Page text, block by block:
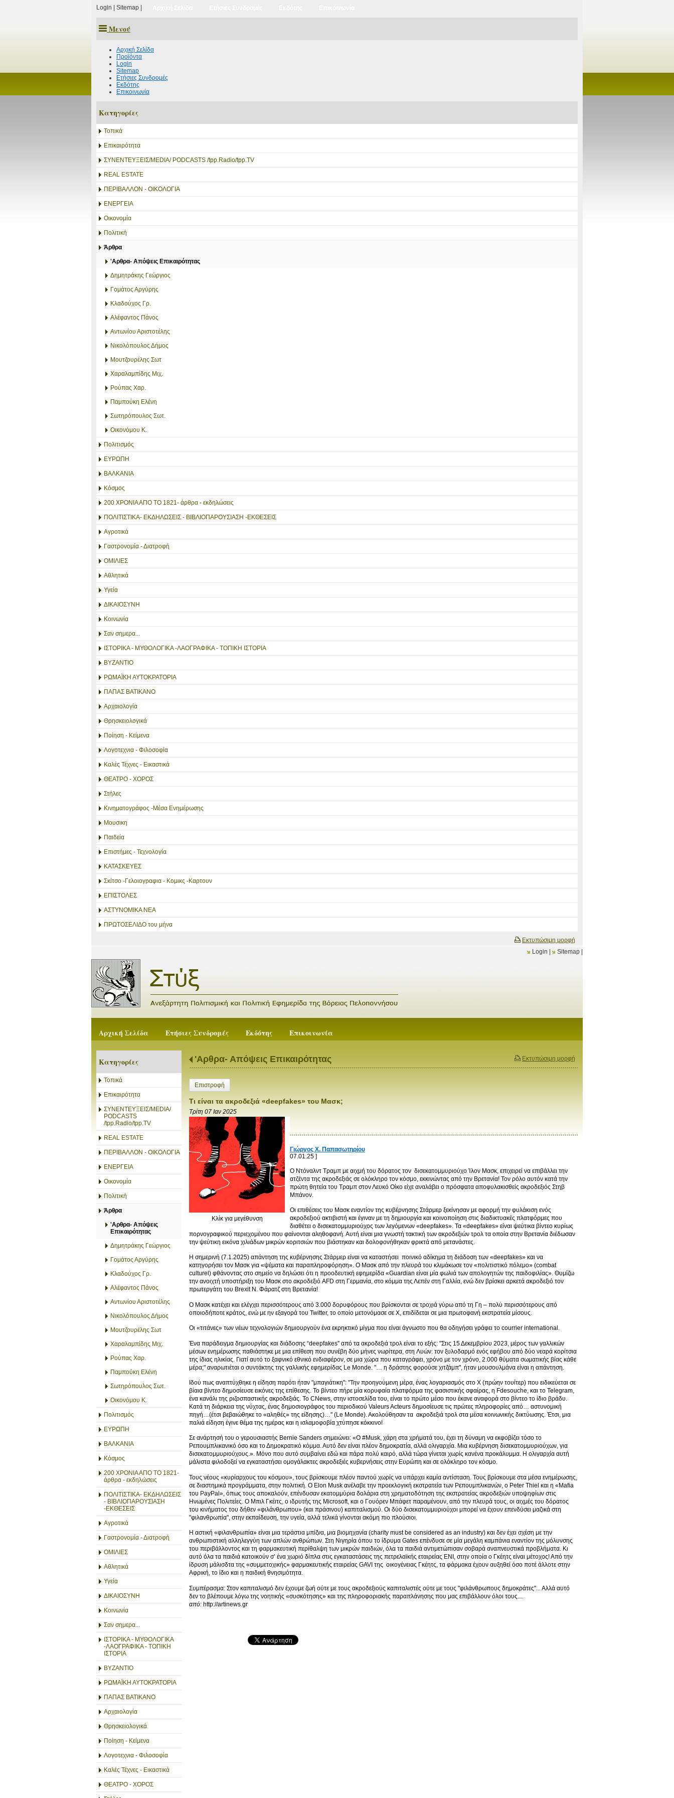
Login Sitemap
Μενού
Αρχική Σελίδα
Προϊόντα
Login
Sitemap
Ετήσιες Συνδρομές
Εκδότης
Επικοινωνία
Κατηγορίες
Τοπικά
Επικαιρότητα
ΣΥΝΕΝΤΕΥΞΕΙΣ/MEDIA/ PODCASTS /tpp.Radio/tpp.TV
REAL ESTATE
ΠΕΡΙΒΑΛΛΟΝ - ΟΙΚΟΛΟΓΙΑ
ΕΝΕΡΓΕΙΑ
Οικονομία
Πολιτική
Άρθρα
'Αρθρα- Απόψεις Επικαιρότητας
Δημητράκης Γεώργιος
Γομάτος Αργύρης
Κλαδούχος Γρ.
Αλέφαντος Πάνος
Αντωνίου Αριστοτέλης
Νικολόπουλος Δήμος
Μουτζουρέλης Σωτ
Χαραλαμπίδης Μιχ.
Ρούπας Χαρ.
Παμπούκη Ελένη
Σωτηρόπουλος Σωτ.
Οικονόμου Κ.
Πολιτισμός
ΕΥΡΩΠΗ
ΒΑΛΚΑΝΙΑ
Κόσμος
200 ΧΡΟΝΙΑ ΑΠΟ ΤΟ 1821- άρθρα - εκδηλώσεις
ΠΟΛΙΤΙΣΤΙΚΑ- ΕΚΔΗΛΩΣΕΙΣ - ΒΙΒΛΙΟΠΑΡΟΥΣΙΑΣΗ -ΕΚΘΕΣΕΙΣ
Αγροτικά
Γαστρονομία - Διατροφή
ΟΜΙΛΙΕΣ
Αθλητικά
Υγεία
ΔΙΚΑΙΟΣΥΝΗ
Κοινωνία
Σαν σημερα...
ΙΣΤΟΡΙΚΑ - ΜΥΘΟΛΟΓΙΚΑ -ΛΑΟΓΡΑΦΙΚΑ - ΤΟΠΙΚΗ ΙΣΤΟΡΙΑ
ΒΥΖΑΝΤΙΟ
ΡΩΜΑΪΚΗ ΑΥΤΟΚΡΑΤΟΡΙΑ
ΠΑΠΑΣ ΒΑΤΙΚΑΝΟ
Αρχαιολογία
Θρησκειολογικά
Ποίηση - Κείμενα
Λογοτεχνια - Φιλοσοφία
Καλές Τέχνες - Εικαστικά
ΘΕΑΤΡΟ - ΧΟΡΟΣ
Στήλες
Κινηματογράφος -Μέσα Ενημέρωσης
Μουσικη
Παιδεία
Επιστήμες - Τεχνολογία
ΚΑΤΑΣΚΕΥΕΣ
Σκίτσο -Γελοιογραφια - Κομικς -Καρτουν
ΕΠΙΣΤΟΛΕΣ
ΑΣΤΥΝΟΜΙΚΑ ΝΕΑ
ΠΡΩΤΟΣΕΛΙΔΟ του μήνα
Εκτυπώσιμη μορφή
Login
Sitemap
Αρχική Σελίδα Ετήσιες Συνδρομές Εκδότης Επικοινωνία
Κατηγορίες
Τοπικά
Επικαιρότητα
ΣΥΝΕΝΤΕΥΞΕΙΣ/MEDIA/
PODCASTS
/tpp.Radio/tpp.TV
REAL ESTATE
ΠΕΡΙΒΑΛΛΟΝ - ΟΙΚΟΛΟΓΙΑ
ΕΝΕΡΓΕΙΑ
Οικονομία
Πολιτική
Άρθρα
'Αρθρα- Απόψεις
Επικαιρότητας
Δημητράκης Γεώργιος
Γομάτος Αργύρης
Κλαδούχος Γρ.
Αλέφαντος Πάνος
Αντωνίου Αριστοτέλης
Νικολόπουλος Δήμος
Μουτζουρέλης Σωτ
Χαραλαμπίδης Μιχ.
Ρούπας Χαρ.
Παμπούκη Ελένη
Σωτηρόπουλος Σωτ.
Οικονόμου Κ.
Πολιτισμός
ΕΥΡΩΠΗ
ΒΑΛΚΑΝΙΑ
Κόσμος
200 ΧΡΟΝΙΑ ΑΠΟ ΤΟ 1821-
άρθρα - εκδηλώσεις
ΠΟΛΙΤΙΣΤΙΚΑ- ΕΚΔΗΛΩΣΕΙΣ
- ΒΙΒΛΙΟΠΑΡΟΥΣΙΑΣΗ
-ΕΚΘΕΣΕΙΣ
Αγροτικά
Γαστρονομία - Διατροφή
ΟΜΙΛΙΕΣ
Αθλητικά
Υγεία
ΔΙΚΑΙΟΣΥΝΗ
Κοινωνία
Σαν σημερα...
ΙΣΤΟΡΙΚΑ - ΜΥΘΟΛΟΓΙΚΑ
-ΛΑΟΓΡΑΦΙΚΑ - ΤΟΠΙΚΗ
ΙΣΤΟΡΙΑ
ΒΥΖΑΝΤΙΟ
ΡΩΜΑΪΚΗ ΑΥΤΟΚΡΑΤΟΡΙΑ
ΠΑΠΑΣ ΒΑΤΙΚΑΝΟ
Αρχαιολογία
Θρησκειολογικά
Ποίηση - Κείμενα
Λογοτεχνια - Φιλοσοφία
Καλές Τέχνες - Εικαστικά
ΘΕΑΤΡΟ - ΧΟΡΟΣ
Εκτυπώσιμη μορφή
'Αρθρα- Απόψεις Επικαιρότητας
Επιστροφή
Τι είναι τα ακροδεξιά «deepfakes» του Μασκ;
Τρίτη 07 Ιαν 2025
Κλίκ για μεγέθυνση
Γιώργος X. Παπασωτηρίου
07.01.25 ]
Ο Ντόναλντ Τραμπ με αιχμή του δόρατος τον δισεκατομμυριούχο Ίλον Μασκ, επιχειρεί να επιβάλλει την
ατζέντα της ακροδεξιάς σε ολόκληρο τον κόσμο, εκκινώντας από την Βρετανία! Τον ρόλο αυτόν κατά την
πρώτη θητεία του Τραμπ στον Λευκό Οίκο είχε αναλάβει ο πρόσφατα αποφυλακισθείς ακροδεξιός Στηβ
Μπάνον.
Οι επιθέσεις του Μασκ εναντίον της κυβέρνησης Στάρμερ ξεκίνησαν με αφορμή την φυλάκιση ενός
ακροδεξιού ακτιβιστή και έγιναν με τη δημιουργία και κοινοποίηση στις διαδικτυακές πλατφόρμες που
διαθέτει ο δισεκατομμυριούχος των λεγόμενων «deepfakes». Τα «deepfakes» είναι ψεύτικα βίντεο κυρίως
πορνογραφικού περιεχομένου που φαίνονται αληθοφανή. Αυτή είναι μια γνωστή τακτική των ακροδεξιών τρολ τα οποία στην Βρετανία διέδωσαν
την ψεύτικη εικόνα χιλιάδων μικρών κοριτσιών που βιάστηκαν και δολοφονήθηκαν φρικτά από μετανάστες.
Η σημερινή (7.1.2025) απάντηση της κυβέρνησης Στάρμερ είναι να καταστήσει ποινικό αδίκημα τη διάδοση των «deepfakes» και να
κατηγορήσει τον Μασκ για «ψέματα και παραπληροφόρηση». Ο Μασκ από την πλευρά του κλιμάκωσε τον «πολιτιστικό πόλεμο» (combat
culturel) φθάνοντας στο σημείο να δηλώσει ότι η προοδευτική εφημερίδα «Guardian είναι μία φωλιά των απολογητών της παιδοφιλίας». Θυμίζω
την ανοιχτή υποστήριξη του Μασκ στο ακροδεξιό AFD στη Γερμανία, στο κόμμα της Λεπέν στη Γαλλία, ενώ δεν βρίσκει αρκετά ακροδεξιό τον
πρωτεργάτη του Brexit Ν. Φάρατζ στη Βρετανία!
Ο Μασκ κατέχει και ελέγχει περισσότερους από 3.000 δορυφόρους που βρίσκονται σε τροχιά γύρω από τη Γη – πολύ περισσότερους από
οποιοδήποτε κράτος, ενώ με ην εξαγορά του Twitter, το οποίο μετονόμασε σε X, επιδίδεται σε μια πρωτοφανή εκστρατεία μίσους.
Οι «τιτάνες» των νέων τεχνολογιών δημιουργούν ένα εκρηκτικό μίγμα που είναι άγνωστο που θα οδηγήσει γράφει το courrier international.
Ένα παράδειγμα δημιουργίας και διάδοσης “deepfakes” από τα ακροδεξιά τρολ είναι το εξής: "Στις 15 Δεκεμβρίου 2023, μέρος των γαλλικών
μέσων ενημέρωσης παθιάστηκε με μια επίθεση που συνέβη δύο μήνες νωρίτερα, στη Λυών: τον ξυλοδαρμό ενός εφήβου από δύο νεαρά κορίτσια
της ίδιας ηλικίας. Γιατί αυτό το ξαφνικό εθνικό ενδιαφέρον, σε μια χώρα που καταγράφει, χρόνο με τον χρόνο, 2.000 θύματα σωματικής βίας κάθε
μέρα;" αναρωτιέται ο συντάκτης της γαλλικής εφημερίδας Le Monde. "… η δράστης φορούσε χιτζάμπ", ήταν μουσουλμάνα είναι η απάντηση.
Ιδού πως αναπτύχθηκε η είδηση παρότι ήταν "μπαγιάτικη": "Την προηγούμενη μέρα, ένας λογαριασμός στο X (πρώην τουίτερ) που ειδικεύεται σε
βίαια βίντεο δημοσίευσε εικόνες της επίθεσης. Το βίντεο πήρε μία κορυφαία πλατφόρμα της φασιστικής σφαίρας, η Fdesouche, και το Telegram,
ένα κανάλι της ριζοσπαστικής ακροδεξιάς. Το CNews, στην ιστοσελίδα του, είναι το πρώτο μέσο που έκανε αναφορά στο βίντεο το ίδιο βράδυ.
Κατά τη διάρκεια της νύχτας, ένας δημοσιογράφος του περιοδικού Valeurs Acteurs δημοσίευσε τις πρώτες πληροφορίες από… αστυνομική
πηγή…(έτσι βεβαιώθηκε το «αληθές» της είδησης)…" (Le Monde). Ακολούθησαν τα ακροδεξιά τρολ στα μέσα κοινωνικής δικτύωσης. Έτσι, μια
παλιά είδηση έγινε θέμα της ημέρας και η ισλαμοφοβία χτύπησε κόκκινο!
Σε ανάρτησή του ο γερουσιαστής Bernie Sanders σημειώνει: «Ο #Musk, χάρη στα χρήματά του, έχει τη δύναμη να εκφοβίζει τόσο το
Ρεπουμπλικανικό όσο και το Δημοκρατικό κόμμα. Αυτό δεν είναι πλέον δημοκρατία, αλλά ολιγαρχία. Μια κυβέρνηση δισεκατομμυριούχων, για
δισεκατομμυριούχους.». Μόνο που αυτό συμβαίνει εδώ και πάρα πολύ καιρό, αλλά τώρα γίνεται χωρίς κανένα προκάλυμμα. Η ολιγαρχία αυτή
μάλιστα φιλοδοξεί να εγκαταστήσει ομογάλακτες ακροδεξιές κυβερνήσεις στην Ευρώπη και σε ολόκληρο τον κόσμο.
Τους νέους «κυρίαρχους του κόσμου», τους βρίσκουμε πλέον παντού χωρίς να υπάρχει καμία αντίσταση. Τους βρίσκουμε στα μέσα ενημέρωσης,
σε διαστημικά προγράμματα, στην πολιτική. Ο Elon Musk ανέλαβε την προεκλογική εκστρατεία των Ρεπουμπλικανών, ο Peter Thiel και η «Mafia
του PayPal», όπως τους αποκαλούν, επένδυσαν εκατομμύρια δολάρια στη χρηματοδότηση της εκστρατείας ακροδεξιών υποψηφίων στις
Ηνωμένες Πολιτείες. Ο Μπιλ Γκέιτς, ο ιδρυτής της Microsoft, και ο Γουόρεν Μπάφετ παραμένουν, από την πλευρά τους, οι αιχμές του δόρατος
του κινήματος του δήθεν «φιλάνθρωπου» (και πράσινου) καπιταλισμού. Οι δύο δισεκατομμυριούχοι μπορεί να έχουν επενδύσει μαζικά στη
"φιλανθρωπία", στην εκπαίδευση, την υγεία, αλλά τελικά γίνονται ακόμη πιο πλούσιοι.
Η αστική «φιλανθρωπία» είναι μια τεράστια μπίζνα, μια βιομηχανία (charity must be considered as an industry) και δεν έχει σχέση με την
ανθρωπιστική αλληλεγγύη των απλών ανθρώπων. Στη Νιγηρία όπου το ίδρυμα Gates επένδυσε σε μία μεγάλη καμπάνια εναντίον της μόλυνσης
του περιβάλλοντος και τη φαρμακευτική περίθαλψη των μικρών παιδιών, όλα τα παιδιά αντιμετώπισαν σοβαρά αναπνευστικά προβλήματα. Κι
αυτό όλα τα παιδιά κατοικούν σ’ ένα χωριό δίπλα στις εγκαταστάσεις της πετρελαϊκής εταιρείας ENI, στην οποία ο Γκέητς είναι μέτοχος! Από την
ίδρυση μάλισδτα της «συμμετοχικής» φαρμακευτικής εταιρείας GAVI της οικογένειας Γκέητς, τα φάρμακα έχουν αυξηθεί όσο ποτέ άλλοτε στην
Αφρική, το ίδιο και η παιδική θνησιμότητα.
Συμπέρασμα: Στον καπιταλισμό δεν έχουμε ζωή ούτε με τους ακροδεξιούς καπιταλιστές ούτε με τους "φιλάνθρωπους δημοκράτες"... Αλλά αυτό
δεν το βλέπουμε λόγω της νοητικής «συσκότησης» και της πληροφοριακής παραπλάνησης που μας επιβάλλουν όλοι τους....
από: http://artinews.gr